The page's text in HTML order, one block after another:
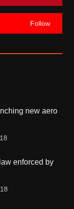
Follow
new aero
enforced by